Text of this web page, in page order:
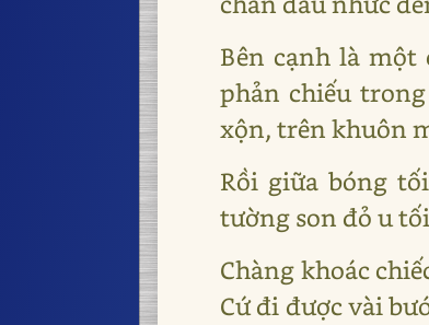
Bên cạnh là
phản chiếu
xộn, trên khuôn
Rồi giữa bóng
tường son đỏ u
Chàng khoác
Cứ đi được vài